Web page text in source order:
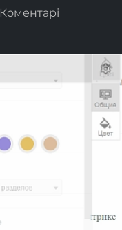
Коментарі